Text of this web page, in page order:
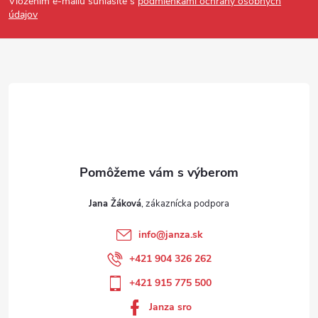
údajov
Jana Žáková
info@janza.sk
+421 904 326 262
+421 915 775 500
Janza sro